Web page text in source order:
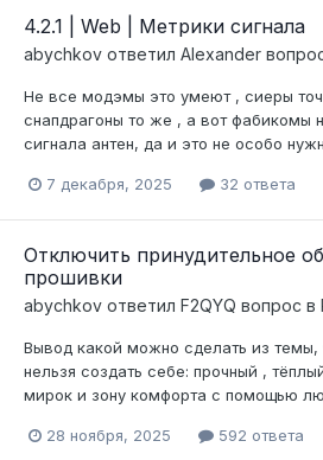
4.2.1 | Web | Метрики сигнала
abychkov ответил Alexander
Не все модэмы это умеют , сиеры
снапдрагоны то же , а вот фабикомы
сигнала антен, да и это не особо
7 декабря, 2025 32 ответа
Отключить принудительное
прошивки
abychkov ответил F2QYQ вопрос в
Вывод какой можно сделать из
нельзя создать себе: прочный ,
мирок и зону комфорта с помощью
28 ноября, 2025 592 ответа